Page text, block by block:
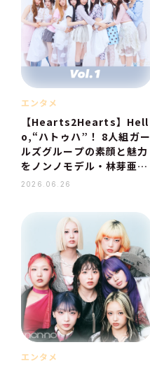
エンタメ
【Hearts2Hearts】Hell
o,“ハトゥハ”！ 8人組ガー
ルズグループの素顔と魅力
をノンノモデル・林芽亜里
が直撃インタビュー！【V
2026.06.26
エンタメ